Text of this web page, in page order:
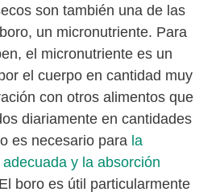
son también una de las
un micronutriente. Para
el micronutriente es un
el cuerpo en cantidad muy
con otros alimentos que
diariamente en cantidades
es necesario para la
y la absorción
El boro es útil particularmente